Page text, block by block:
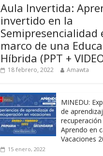
Aula Invertida:
invertido en la
Semipresencialidad
marco de una
Híbrida (PPT +
18 febrero, 2022 Amawta
MINEDU:
de
recuperación
Aprendo en
Vacaciones
15 enero, 2022